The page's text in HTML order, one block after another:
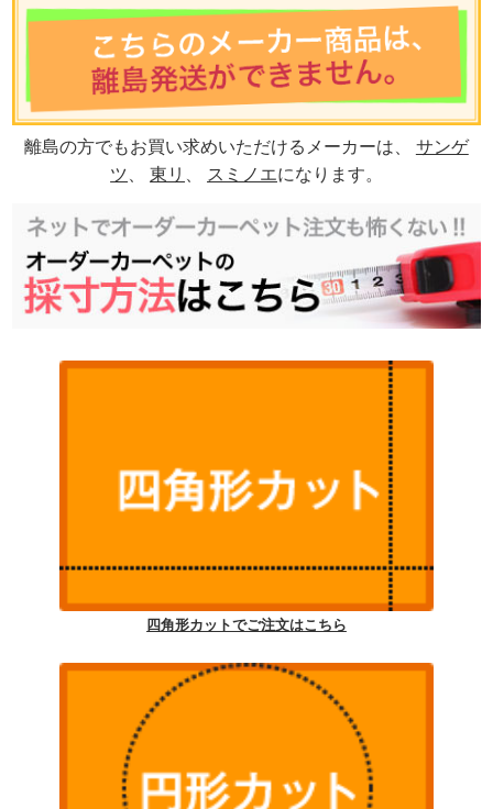
離島の方でもお買い求めいただけるメーカーは、 サンゲ
ツ 、東リ スミノエになります。
四角形カットでご注文はこちら